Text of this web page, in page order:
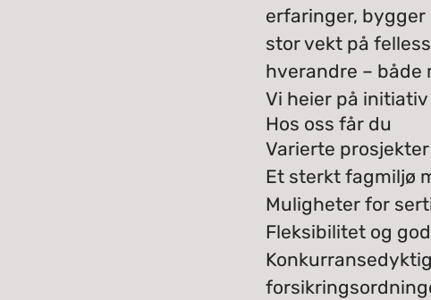
erfaringer, bygger
stor vekt på
hverandre – både
Vi heier på
Hos oss får du
Varierte
Et sterkt fagmiljø
Muligheter for
Fleksibilitet og